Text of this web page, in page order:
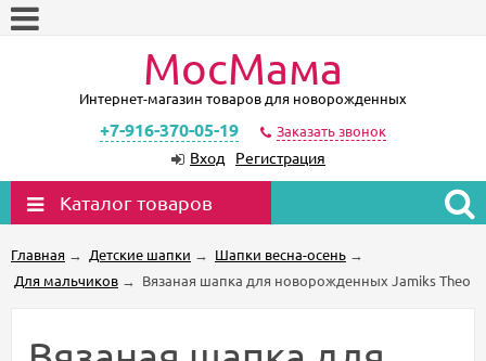
МосМама
Интернет-магазин товаров для новорожденных
+7-916-370-05-19 Заказать звонок
Вход Регистрация
Каталог товаров
Главная → Детские шапки → Шапки весна-осень →
Для мальчиков → Вязаная шапка для новорожденных Jamiks Theo